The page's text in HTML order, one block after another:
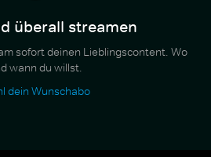
überall streamen
sofort deinen Lieblingscontent. Wo
wann du willst.
dein Wunschabo